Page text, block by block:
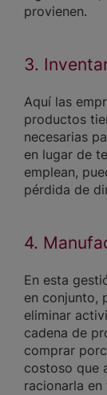
provienen.
3.
Aquí las
productos
necesarias
en lugar de
emplean,
pérdida de
4.
En esta
en conjunto,
eliminar
cadena de
comprar
costoso que
racionarla